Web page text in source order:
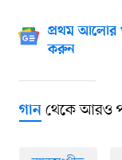
প্রথম আলোর
করুন
গানথেকে আরও